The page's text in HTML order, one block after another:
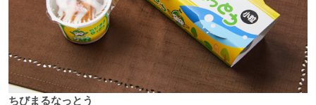
ちびまるなっとう